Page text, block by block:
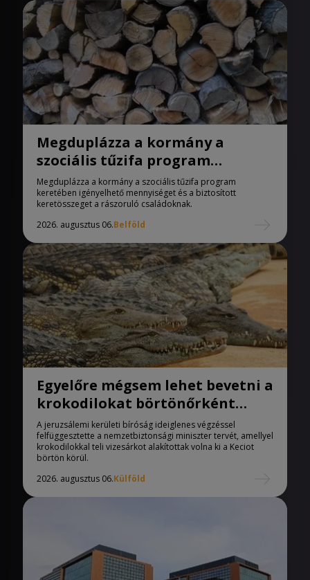
Megduplázza a kormány a
szociális tűzifa program
keretében igényelhető
mennyiséget
Megduplázza a kormány a szociális tűzifa program
keretében igényelhető mennyiséget és a biztosított
keretösszeget a rászoruló családoknak.
2026. augusztus 06.Belföld
Egyelőre mégsem lehet bevetni a
krokodilokat börtönőrként
Izraelben
A jeruzsálemi kerületi bíróság ideiglenes végzéssel
felfüggesztette a nemzetbiztonsági miniszter tervét, amellyel
krokodilokkal teli vizesárkot alakítottak volna ki a Keciot
börtön körül.
2026. augusztus 06.Külföld